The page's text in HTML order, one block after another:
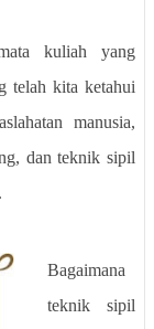
kuliah yang
telah kita ketahui
manusia,
dan teknik sipil
Bagaimana
teknik sipil